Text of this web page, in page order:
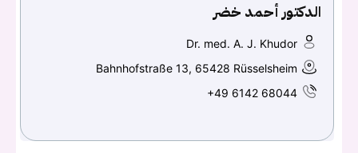
الدكتور أحمد خضر
Dr. med. A. J. Khudor
Bahnhofstraße 13, 65428 Rüsselsheim
+49 6142 68044